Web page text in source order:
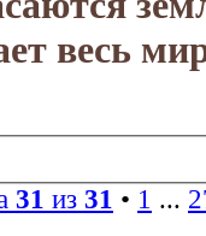
весь
31 из 31 • 1 ...